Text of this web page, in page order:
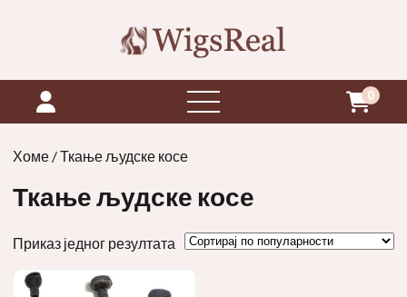
отвори
мени
0
Хоме / Ткање људске косе
Ткање људске косе
Приказ једног резултата